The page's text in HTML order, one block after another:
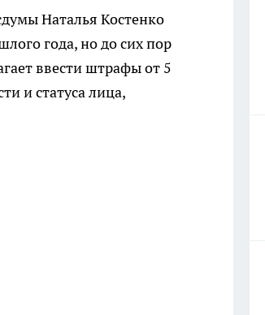
Наталья Костенко
года, но до сих пор
ввести штрафы от 5
и статуса лица,